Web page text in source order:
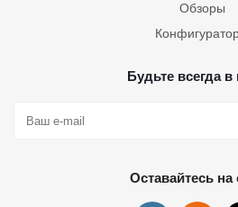
Обзоры
Будьте всегда в
Оставайтесь на